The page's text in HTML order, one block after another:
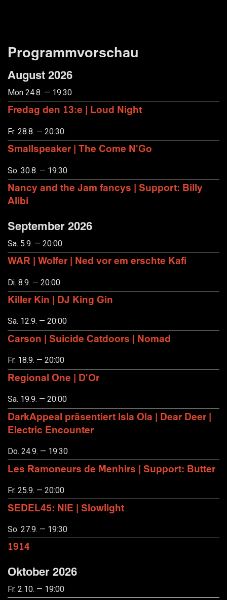
Programmvorschau
August 2026
Mon 24.8. — 19:30
Fredag den 13:e | Loud Night
Fr. 28.8. — 20:30
Smallspeaker | The Come N'Go
So. 30.8. — 19:30
Nancy and the Jam fancys | Support: Billy
Alibi
September 2026
Sa. 5.9. — 20:00
WAR | Wolfer | Ned vor em erschte Kafi
Di. 8.9. — 20:00
Killer Kin | DJ King Gin
Sa. 12.9. — 20:00
Carson | Suicide Catdoors | Nomad
Fr. 18.9. — 20:00
Regional One | D'Or
Sa. 19.9. — 20:00
DarkAppeal präsentiert Isla Ola | Dear Deer |
Electric Encounter
Do. 24.9. — 19:30
Les Ramoneurs de Menhirs | Support: Butter
Fr. 25.9. — 20:00
SEDEL45: NIE | Slowlight
So. 27.9. — 19:30
1914
Oktober 2026
Fr. 2.10. — 19:00